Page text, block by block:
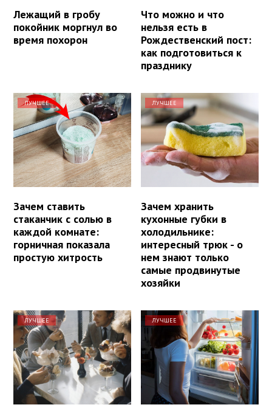
Лежащий в гробу
покойник моргнул во
время похорон
Что можно и что
нельзя есть в
Рождественский пост:
как подготовиться к
празднику
ЛУЧШЕЕ
Зачем ставить
стаканчик с солью в
каждой комнате:
горничная показала
простую хитрость
ЛУЧШЕЕ
Зачем хранить
кухонные губки в
холодильнике:
интересный трюк - о
нем знают только
самые продвинутые
хозяйки
ЛУЧШЕЕ ЛУЧШЕЕ